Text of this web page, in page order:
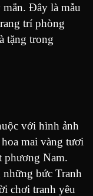
Đây là mẫu
trí phòng
tặng trong
với hình ảnh
mai vàng tươi
phương Nam.
bức Tranh
chơi tranh yêu